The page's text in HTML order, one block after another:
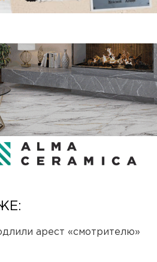
арест «смотрителю»